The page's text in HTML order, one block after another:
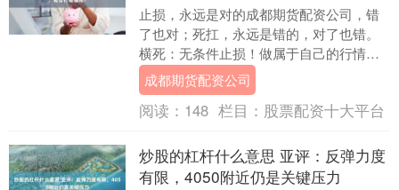
止损，永远是对的成都期货配资公司，错
了也对；死扛，永远是错的，对了也错。
横死：无条件止损！做属于自己的行情，
做能看得懂的行情，做预期内的行情，做
认知内的行情；否....
成都期货配资公司
阅读： 148 栏目： 股票配资十大平台
炒股的杠杆什么意思 亚评：反弹力度
有限，4050附近仍是关键压力